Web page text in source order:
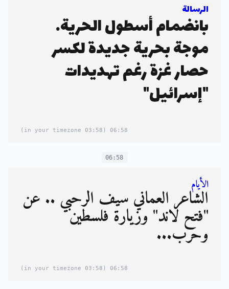
الرسالة
بانضمام أسطول الحرية…
موجة بحرية جديدة لكسر
حصار غزة رغم تهديدات
"إسرائيل"
06:58
(03:58 in your timezone)
06:58
الأيام
الشاعر العُماني سيف الرحبي .. عن
"فتح لاند" وزيارة فلسطين
وحرب...
06:58
(03:58 in your timezone)